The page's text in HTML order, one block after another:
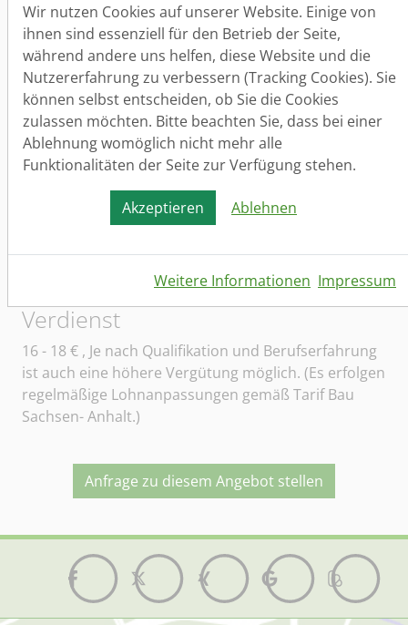
Einzugsgebiet/e der Bewerber/innen
Sie sollten idealerweise aus den Einzugsgebieten
Querfurt, Rossleben, Sangerhausen, Mansfeld,
Südharz, Lutherstadt Eisleben und/oder dem
jeweiligen Nahbereich kommen.
Arbeitsort
Sangerhausen, Landkreis Mansfeld- Südharz und
Tagespendelbereich
Arbeitszeit
Vollzeit (Normalschicht)
Verdienst
16 - 18 € , Je nach Qualifikation und Berufserfahrung
ist auch eine höhere Vergütung möglich. (Es erfolgen
regelmäßige Lohnanpassungen gemäß Tarif Bau
Sachsen- Anhalt.)
Anfrage zu diesem Angebot stellen
Wir nutzen Cookies auf unserer Website. Einige von
ihnen sind essenziell für den Betrieb der Seite,
während andere uns helfen, diese Website und die
Nutzererfahrung zu verbessern (Tracking Cookies). Sie
können selbst entscheiden, ob Sie die Cookies
zulassen möchten. Bitte beachten Sie, dass bei einer
Ablehnung womöglich nicht mehr alle
Funktionalitäten der Seite zur Verfügung stehen.
Akzeptieren Ablehnen
Weitere Informationen Impressum